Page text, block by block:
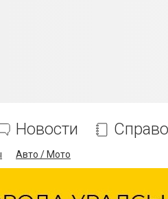
Новости
Авто / Мото